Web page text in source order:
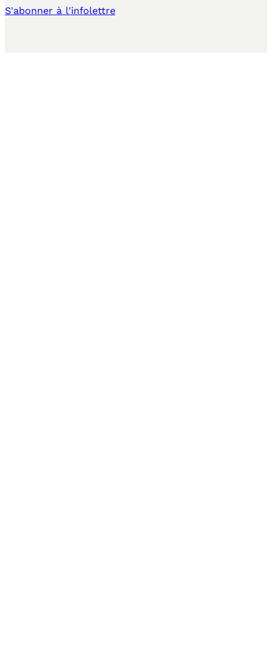
S'abonner à l'infolettre